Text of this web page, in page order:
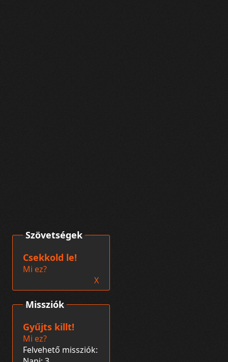
Missziók
Gyűjts killt!
Mi ez?
Felvehető missziók:
Szövetségek
Csekkold le!
Mi ez?
X